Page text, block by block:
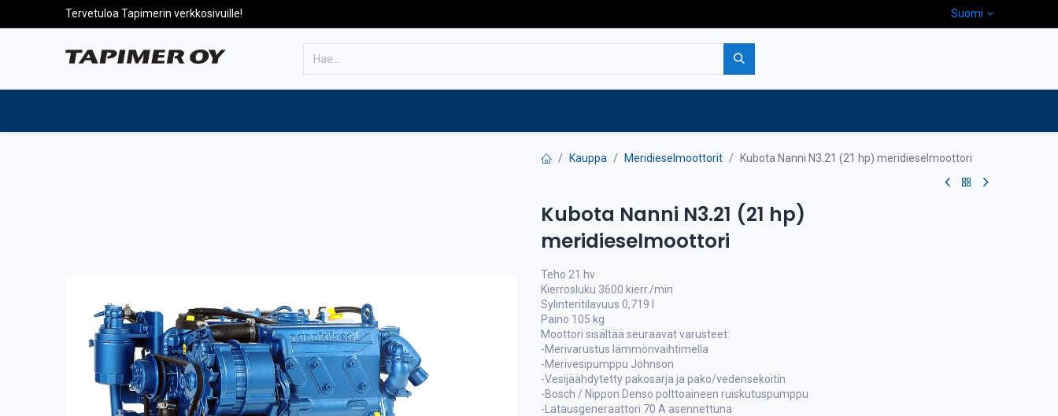
Tervetuloa Tapimerin verkkosivuille! Suomi
Kauppa Meridieselmoottorit Kubota Nanni N3.21 (21 hp) meridieselmoottori
Kubota Nanni N3.21 (21 hp)
meridieselmoottori
Teho 21 hv
Kierrosluku 3600 kierr./min
Sylinteritilavuus 0,719 l
Paino 105 kg
Moottori sisältää seuraavat varusteet:
-Merivarustus lämmönvaihtimella
-Merivesipumppu Johnson
-Vesijäähdytetty pakosarja ja pako/vedensekoitin
-Bosch / Nippon Denso polttoaineen ruiskutuspumppu
-Latausgeneraattori 70 A asennettuna